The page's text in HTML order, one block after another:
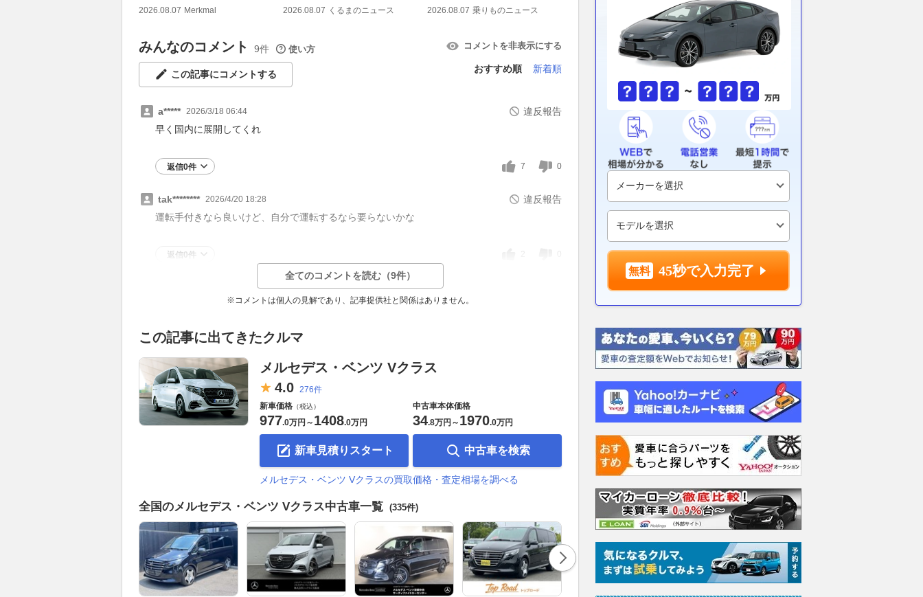
2026.08.07 Merkmal 2026.08.07 くるまのニュース 2026.08.07 乗りものニュース WEBヤングマシン
みんなのコメント 9件 使い方 コメントを非表示にする
この記事にコメントする
おすすめ順 新着順
a***** 2026/3/18 06:44
違反報告
早く国内に展開してくれ
返信0件 7 0
tak******** 2026/4/20 18:28
違反報告
運転手付きなら良いけど、自分で運転するなら要らないかな
返信0件
全てのコメントを読む（9件）
※コメントは個人の見解であり、記事提供社と関係はありません。
この記事に出てきたクルマ
メルセデス・ベンツ Vクラス
4.0 276件
新車価格 （税込）
977.0万円 ～ 1408.0万円
新車見積りスタート
中古車本体価格
34.8万円 ～ 1970.0万円
中古車を検索
メルセデス・ベンツ Vクラスの買取価格・査定相場を調べる
全国のメルセデス・ベンツ Vクラス中古車一覧 (335件)
45秒で入力完了